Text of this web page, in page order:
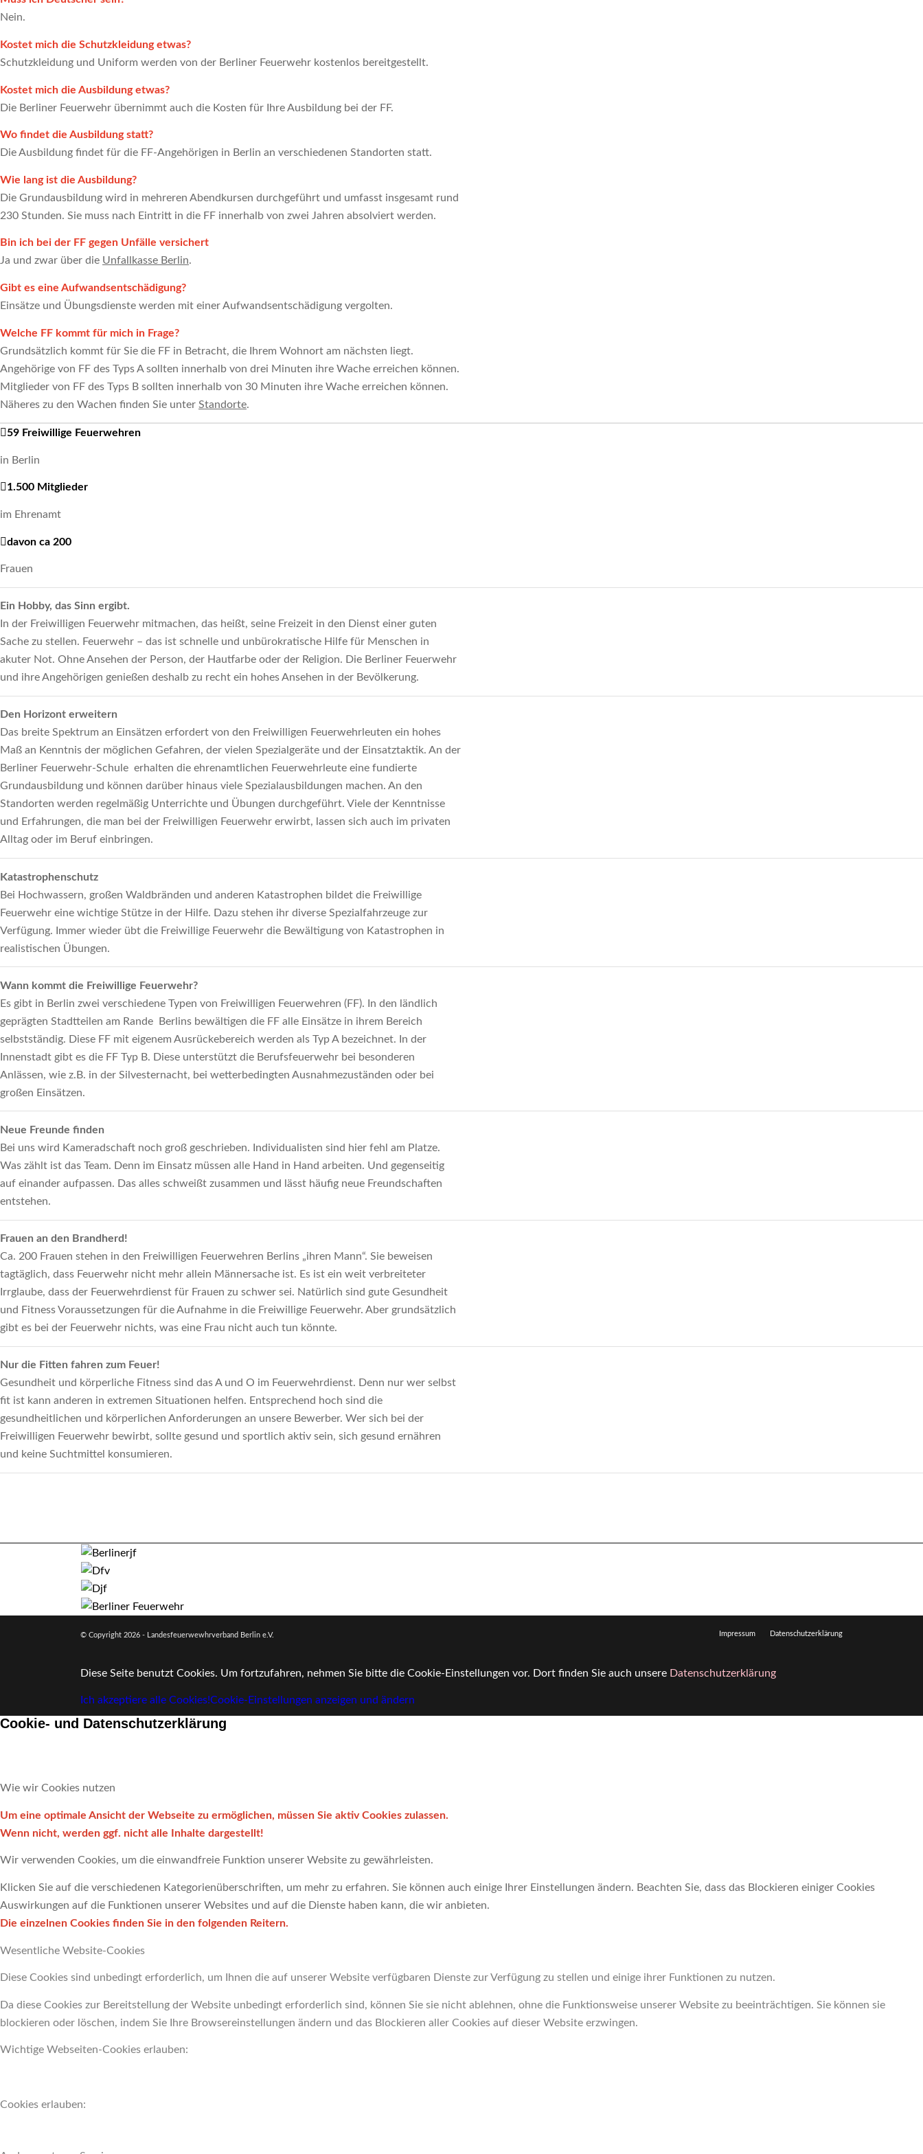
Nein.
Kostet mich die Schutzkleidung etwas?
Schutzkleidung und Uniform werden von der Berliner Feuerwehr kostenlos bereitgestellt.
Kostet mich die Ausbildung etwas?
Die Berliner Feuerwehr übernimmt auch die Kosten für Ihre Ausbildung bei der FF.
Wo findet die Ausbildung statt?
Die Ausbildung findet für die FF-Angehörigen in Berlin an verschiedenen Standorten statt.
Wie lang ist die Ausbildung?
Die Grundausbildung wird in mehreren Abendkursen durchgeführt und umfasst insgesamt rund
230 Stunden. Sie muss nach Eintritt in die FF innerhalb von zwei Jahren absolviert werden.
Bin ich bei der FF gegen Unfälle versichert
Ja und zwar über die Unfallkasse Berlin.
Gibt es eine Aufwandsentschädigung?
Einsätze und Übungsdienste werden mit einer Aufwandsentschädigung vergolten.
Welche FF kommt für mich in Frage?
Grundsätzlich kommt für Sie die FF in Betracht, die Ihrem Wohnort am nächsten liegt.
Angehörige von FF des Typs A sollten innerhalb von drei Minuten ihre Wache erreichen können.
Mitglieder von FF des Typs B sollten innerhalb von 30 Minuten ihre Wache erreichen können.
Näheres zu den Wachen finden Sie unter Standorte.
59 Freiwillige Feuerwehren
in Berlin
1.500 Mitglieder
im Ehrenamt
davon ca 200
Frauen
Ein Hobby, das Sinn ergibt.
In der Freiwilligen Feuerwehr mitmachen, das heißt, seine Freizeit in den Dienst einer guten
Sache zu stellen. Feuerwehr – das ist schnelle und unbürokratische Hilfe für Menschen in
akuter Not. Ohne Ansehen der Person, der Hautfarbe oder der Religion. Die Berliner Feuerwehr
und ihre Angehörigen genießen deshalb zu recht ein hohes Ansehen in der Bevölkerung.
Den Horizont erweitern
Das breite Spektrum an Einsätzen erfordert von den Freiwilligen Feuerwehrleuten ein hohes
Maß an Kenntnis der möglichen Gefahren, der vielen Spezialgeräte und der Einsatztaktik. An der
Berliner Feuerwehr-Schule erhalten die ehrenamtlichen Feuerwehrleute eine fundierte
Grundausbildung und können darüber hinaus viele Spezialausbildungen machen. An den
Standorten werden regelmäßig Unterrichte und Übungen durchgeführt. Viele der Kenntnisse
und Erfahrungen, die man bei der Freiwilligen Feuerwehr erwirbt, lassen sich auch im privaten
Alltag oder im Beruf einbringen.
Katastrophenschutz
Bei Hochwassern, großen Waldbränden und anderen Katastrophen bildet die Freiwillige
Feuerwehr eine wichtige Stütze in der Hilfe. Dazu stehen ihr diverse Spezialfahrzeuge zur
Verfügung. Immer wieder übt die Freiwillige Feuerwehr die Bewältigung von Katastrophen in
realistischen Übungen.
Wann kommt die Freiwillige Feuerwehr?
Es gibt in Berlin zwei verschiedene Typen von Freiwilligen Feuerwehren (FF). In den ländlich
geprägten Stadtteilen am Rande Berlins bewältigen die FF alle Einsätze in ihrem Bereich
selbstständig. Diese FF mit eigenem Ausrückebereich werden als Typ A bezeichnet. In der
Innenstadt gibt es die FF Typ B. Diese unterstützt die Berufsfeuerwehr bei besonderen
Anlässen, wie z.B. in der Silvesternacht, bei wetterbedingten Ausnahmezuständen oder bei
großen Einsätzen.
Neue Freunde finden
Bei uns wird Kameradschaft noch groß geschrieben. Individualisten sind hier fehl am Platze.
Was zählt ist das Team. Denn im Einsatz müssen alle Hand in Hand arbeiten. Und gegenseitig
auf einander aufpassen. Das alles schweißt zusammen und lässt häufig neue Freundschaften
entstehen.
Frauen an den Brandherd!
Ca. 200 Frauen stehen in den Freiwilligen Feuerwehren Berlins „ihren Mann“. Sie beweisen
tagtäglich, dass Feuerwehr nicht mehr allein Männersache ist. Es ist ein weit verbreiteter
Irrglaube, dass der Feuerwehrdienst für Frauen zu schwer sei. Natürlich sind gute Gesundheit
und Fitness Voraussetzungen für die Aufnahme in die Freiwillige Feuerwehr. Aber grundsätzlich
gibt es bei der Feuerwehr nichts, was eine Frau nicht auch tun könnte.
Nur die Fitten fahren zum Feuer!
Gesundheit und körperliche Fitness sind das A und O im Feuerwehrdienst. Denn nur wer selbst
fit ist kann anderen in extremen Situationen helfen. Entsprechend hoch sind die
gesundheitlichen und körperlichen Anforderungen an unsere Bewerber. Wer sich bei der
Freiwilligen Feuerwehr bewirbt, sollte gesund und sportlich aktiv sein, sich gesund ernähren
und keine Suchtmittel konsumieren.
© Copyright 2026 - Landesfeuerwewhrverband Berlin e.V. Impressum Datenschutzerklärung
Diese Seite benutzt Cookies. Um fortzufahren, nehmen Sie bitte die Cookie-Einstellungen vor. Dort finden Sie auch unsere Datenschutzerklärung
Ich akzeptiere alle Cookies!Cookie-Einstellungen anzeigen und ändern
Cookie- und Datenschutzerklärung
Wie wir Cookies nutzen
Um eine optimale Ansicht der Webseite zu ermöglichen, müssen Sie aktiv Cookies zulassen.
Wenn nicht, werden ggf. nicht alle Inhalte dargestellt!
Wir verwenden Cookies, um die einwandfreie Funktion unserer Website zu gewährleisten.
Klicken Sie auf die verschiedenen Kategorienüberschriften, um mehr zu erfahren. Sie können auch einige Ihrer Einstellungen ändern. Beachten Sie, dass das Blockieren einiger Cookies
Auswirkungen auf die Funktionen unserer Websites und auf die Dienste haben kann, die wir anbieten.
Die einzelnen Cookies finden Sie in den folgenden Reitern.
Wesentliche Website-Cookies
Diese Cookies sind unbedingt erforderlich, um Ihnen die auf unserer Website verfügbaren Dienste zur Verfügung zu stellen und einige ihrer Funktionen zu nutzen.
Da diese Cookies zur Bereitstellung der Website unbedingt erforderlich sind, können Sie sie nicht ablehnen, ohne die Funktionsweise unserer Website zu beeinträchtigen. Sie können sie
blockieren oder löschen, indem Sie Ihre Browsereinstellungen ändern und das Blockieren aller Cookies auf dieser Website erzwingen.
Wichtige Webseiten-Cookies erlauben:
Cookies erlauben: